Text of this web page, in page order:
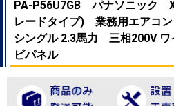
PA-P56U7GB パナソニック
レードタイプ) 業務用エアコ
シングル 2.3馬力 三相200V ワ
ビパネル